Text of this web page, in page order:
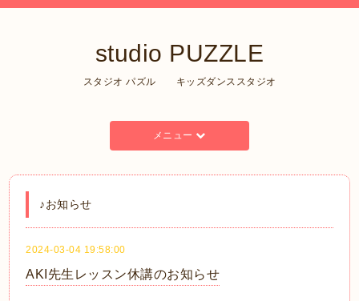
studio PUZZLE
スタジオ パズル キッズダンススタジオ
メニュー
♪お知らせ
2024-03-04 19:58:00
AKI先生レッスン休講のお知らせ